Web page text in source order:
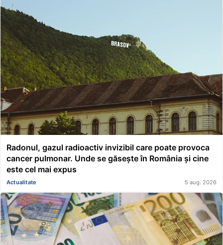
Radonul, gazul radioactiv invizibil care poate provoca
cancer pulmonar. Unde se găsește în România și cine
este cel mai expus
Actualitate 5 aug. 2026